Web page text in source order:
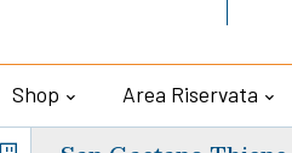
Shop Area Riservata